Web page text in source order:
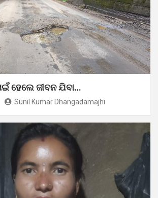
ହେଲେ ଜୀବନ ଯିବା…
Sunil Kumar Dhangadamajhi